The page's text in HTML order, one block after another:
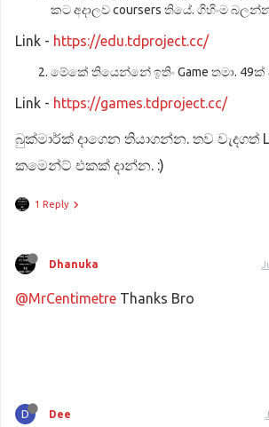
කට අදාලව coursers තියේ. ගිහිංම
Link - https://edu.tdproject.cc/
මේකේ තියෙන්නේ ඉතිං Game තමා. 49ක්
Link - https://games.tdproject.cc/
බුක්මාර්ක් දාගෙන තියාගන්න. තව වැදගත්
කමෙන්ට් එකක් දාන්න. :)
1 Reply
Dhanuka
@MrCentimetre Thanks Bro
D Dee